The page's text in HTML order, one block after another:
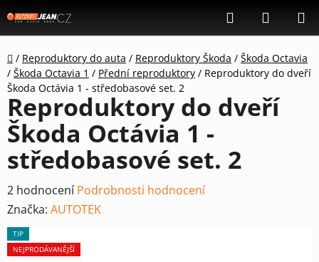
na
obsah
Hledat
KOŠÍK
Domů
/ Reproduktory do auta / Reproduktory Škoda / Škoda Octavia
/ Škoda Octavia 1 / Přední reproduktory / Reproduktory do dveří
Škoda Octávia 1 - středobasové set. 2
Reproduktory do dveří
Škoda Octávia 1 -
středobasové set. 2
Průměrné
hodnocení
produktu
je
2 hodnocení Podrobnosti hodnocení
Značka: AUTOTEK
TIP
NEJPRODÁVANĚJŠÍ